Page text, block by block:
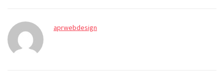
aprwebdesign